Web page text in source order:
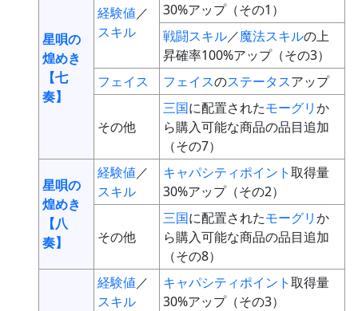
星唄の
煌めき
【七
奏】
経験値／
スキル
30%アップ（その1）
戦闘スキル／魔法スキルの上
昇確率100%アップ（その3）
フェイス
フェイスのステータスアップ
その他
三国に配置されたモーグリか
ら購入可能な商品の品目追加
（その7）
星唄の
煌めき
【八
奏】
経験値／
スキル
キャパシティポイント取得量
30%アップ（その2）
その他
三国に配置されたモーグリか
ら購入可能な商品の品目追加
（その8）
経験値／
スキル
キャパシティポイント取得量
30%アップ（その3）